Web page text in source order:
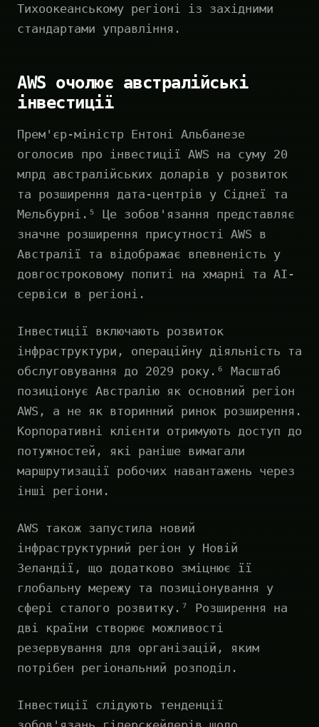
Тихоокеанському регіоні із західними
стандартами управління.
AWS очолює австралійські
інвестиції
Прем'єр-міністр Ентоні Альбанезе
оголосив про інвестиції AWS на суму 20
млрд австралійських доларів у розвиток
та розширення дата-центрів у Сіднеї та
Мельбурні.⁵ Це зобов'язання представляє
значне розширення присутності AWS в
Австралії та відображає впевненість у
довгостроковому попиті на хмарні та AI-
сервіси в регіоні.
Інвестиції включають розвиток
інфраструктури, операційну діяльність та
обслуговування до 2029 року.⁶ Масштаб
позиціонує Австралію як основний регіон
AWS, а не як вторинний ринок розширення.
Корпоративні клієнти отримують доступ до
потужностей, які раніше вимагали
маршрутизації робочих навантажень через
інші регіони.
AWS також запустила новий
інфраструктурний регіон у Новій
Зеландії, що додатково зміцнює її
глобальну мережу та позиціонування у
сфері сталого розвитку.⁷ Розширення на
дві країни створює можливості
резервування для організацій, яким
потрібен регіональний розподіл.
Інвестиції слідують тенденції